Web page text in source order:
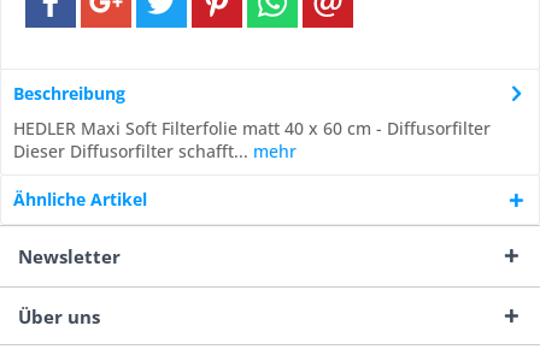
Beschreibung
HEDLER Maxi Soft Filterfolie matt 40 x 60 cm - Diffusorfilter
Dieser Diffusorfilter schafft... mehr
Ähnliche Artikel
Newsletter
Über uns